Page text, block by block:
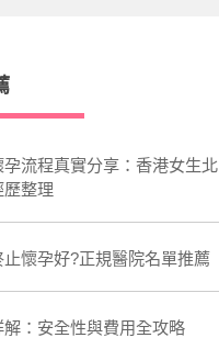
流程真實分享：香港女生北
歷整理
懷孕好?正規醫院名單推薦
：安全性與費用全攻略